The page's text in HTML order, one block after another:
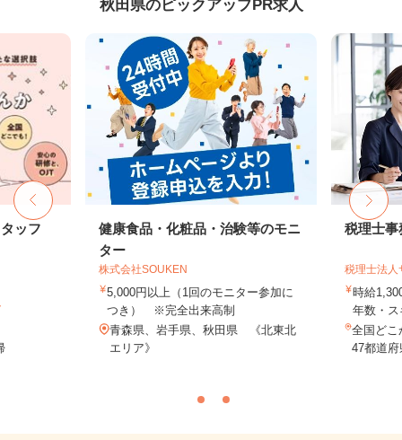
秋田県のピックアップPR求人
ッフ
健康食品・化粧品・治験等のモニ
ター
株式会社SOUKEN
5,000円以上（1回のモニター参加に
つき） ※完全出来高制
青森県、岩手県、秋田県 《北東北
エリア》
税理士事
税理士法人
時給
年数・
全国どこ
47都道